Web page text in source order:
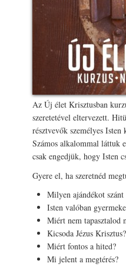
Az Új élet Krisztusban
szeretetével eltervezett.
résztvevők személyes Isten
Számos alkalommal láttuk
csak engedjük, hogy Isten
Gyere el, ha szeretnéd
Milyen ajándékot szánt
Isten valóban
Miért nem tapasztalod
Kicsoda Jézus Krisztus?
Miért fontos a hited?
Mi jelent a megtérés?